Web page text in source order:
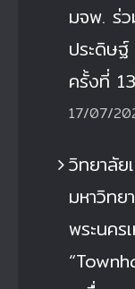
มจพ. ร่
ประดิษ
ครั้งที่ 13
17/07/
วิทยาลัย
มหาวิทย
พระนคร